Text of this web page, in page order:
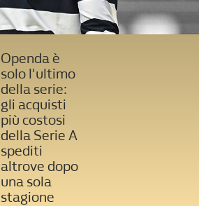
Openda è
solo l'ultimo
della serie:
gli acquisti
più costosi
della Serie A
spediti
altrove dopo
una sola
stagione